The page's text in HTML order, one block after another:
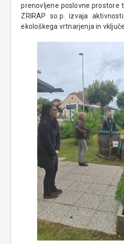
prenovljene poslovne prostore
ZRIRAP so.p. izvaja
ekološkega vrtnarjenja in